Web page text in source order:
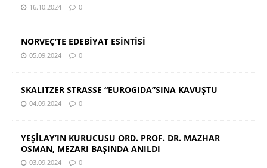
16.10.2024 0
NORVEÇ’TE EDEBİYAT ESİNTİSİ
05.09.2024 0
SKALITZER STRASSE “EUROGIDA”SINA KAVUŞTU
04.09.2024 0
YEŞİLAY’IN KURUCUSU ORD. PROF. DR. MAZHAR
OSMAN, MEZARI BAŞINDA ANILDI
03.09.2024 0